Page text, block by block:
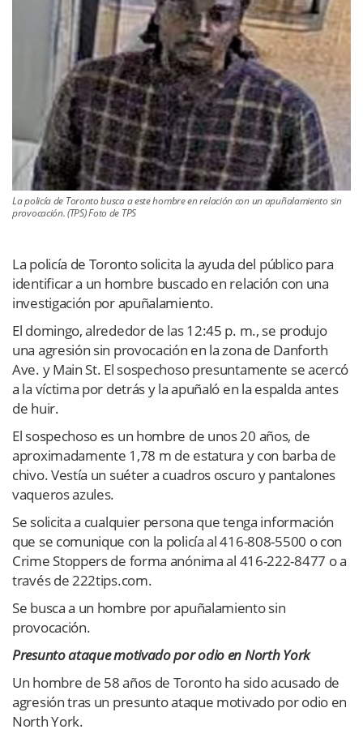
La policía de Toronto busca a este hombre en relación con un apuñalamiento sin
provocación. (TPS) Foto de TPS
La policía de Toronto solicita la ayuda del público para
identificar a un hombre buscado en relación con una
investigación por apuñalamiento.
El domingo, alrededor de las 12:45 p. m., se produjo
una agresión sin provocación en la zona de Danforth
Ave. y Main St. El sospechoso presuntamente se acercó
a la víctima por detrás y la apuñaló en la espalda antes
de huir.
El sospechoso es un hombre de unos 20 años, de
aproximadamente 1,78 m de estatura y con barba de
chivo. Vestía un suéter a cuadros oscuro y pantalones
vaqueros azules.
Se solicita a cualquier persona que tenga información
que se comunique con la policía al 416-808-5500 o con
Crime Stoppers de forma anónima al 416-222-8477 o a
través de 222tips.com.
Se busca a un hombre por apuñalamiento sin
provocación.
Presunto ataque motivado por odio en North York
Un hombre de 58 años de Toronto ha sido acusado de
agresión tras un presunto ataque motivado por odio en
North York.